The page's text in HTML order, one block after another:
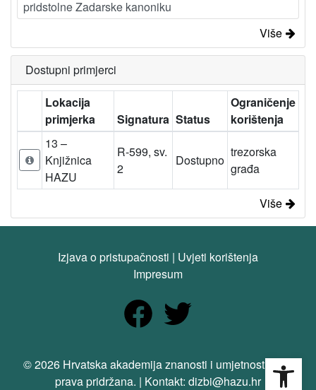
pridstolne Zadarske kanoniku
Više
Dostupni primjerci
Lokacija
primjerka
Signatura Status
Ograničenje
korištenja
13 –
Knjižnica
HAZU
R-599, sv.
2
Dostupno
trezorska
građa
Više
Izjava o pristupačnosti | Uvjeti korištenja
Impresum
© 2026 Hrvatska akademija znanosti i umjetnosti. Sva
prava pridržana. | Kontakt: dizbi@hazu.hr